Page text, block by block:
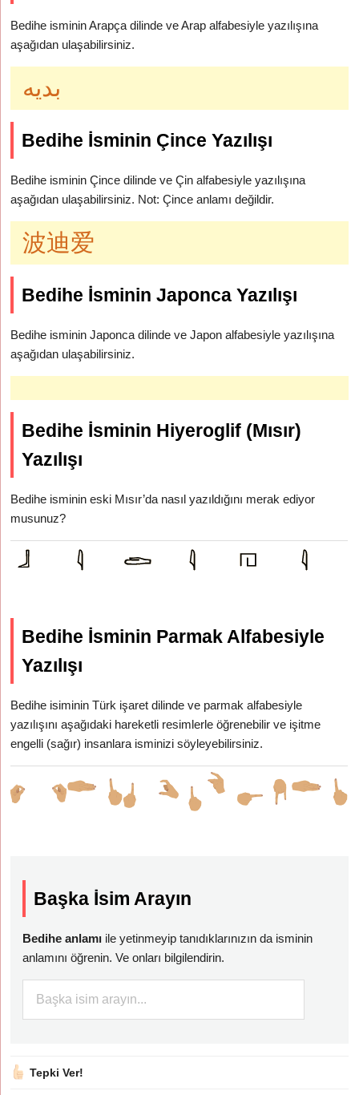
Bedihe isminin Arapça dilinde ve Arap alfabesiyle yazılışına
aşağıdan ulaşabilirsiniz.
بديه
Bedihe İsminin Çince Yazılışı
Bedihe isminin Çince dilinde ve Çin alfabesiyle yazılışına
aşağıdan ulaşabilirsiniz. Not: Çince anlamı değildir.
波迪爱
Bedihe İsminin Japonca Yazılışı
Bedihe isminin Japonca dilinde ve Japon alfabesiyle yazılışına
aşağıdan ulaşabilirsiniz.
Bedihe İsminin Hiyeroglif (Mısır)
Yazılışı
Bedihe isminin eski Mısır’da nasıl yazıldığını merak ediyor
musunuz?
Bedihe İsminin Parmak Alfabesiyle
Yazılışı
Bedihe isiminin Türk işaret dilinde ve parmak alfabesiyle
yazılışını aşağıdaki hareketli resimlerle öğrenebilir ve işitme
engelli (sağır) insanlara isminizi söyleyebilirsiniz.
Başka İsim Arayın
Bedihe anlamı ile yetinmeyip tanıdıklarınızın da isminin
anlamını öğrenin. Ve onları bilgilendirin.
Tepki Ver!